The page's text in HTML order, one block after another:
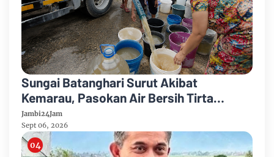
Sungai Batanghari Surut Akibat
Kemarau, Pasokan Air Bersih Tirta
Mayang Jambi Keruh
Jambi24Jam
Sept 06, 2026